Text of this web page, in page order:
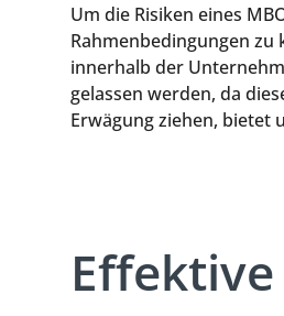
Um die Risiken eines
Rahmenbedingungen
innerhalb der
gelassen werden, da
Erwägung ziehen, bietet
Effektive